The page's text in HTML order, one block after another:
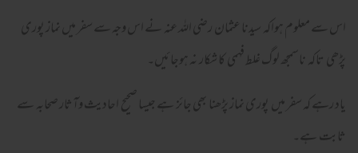
اس سے معلوم ہواکہ سیدنا عثمان رضی اللہ عنہ نے اس وجہ سے سفر میں نماز پوری
پڑھی تاکہ ناسمجھ لوگ غلط فہمی کا شکار نہ ہوجائیں۔
یاد رہے کہ سفر میں پوری نماز پڑھنا بھی جائز ہے جیسا صحیح احادیث وآثار صحابہ سے
ثابت ہے۔